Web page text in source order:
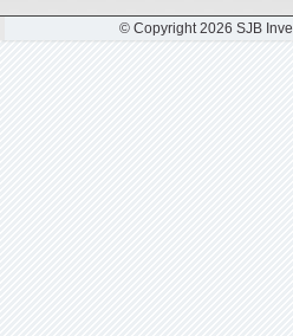
© Copyright 2026 SJB